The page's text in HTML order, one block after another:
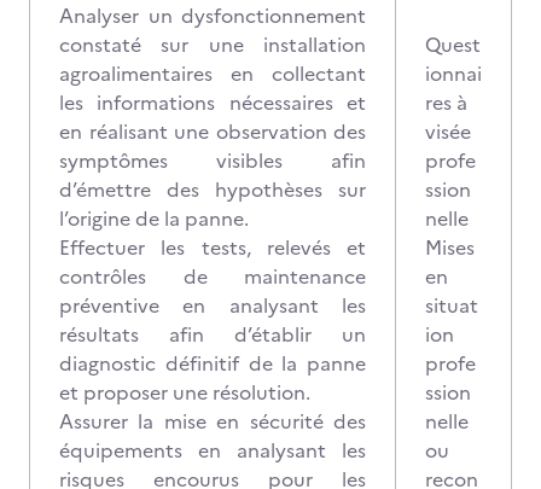
Analyser un dysfonctionnement
constaté sur une installation
agroalimentaires en collectant
les informations nécessaires et
en réalisant une observation des
symptômes visibles afin
d’émettre des hypothèses sur
l’origine de la panne.
Effectuer les tests, relevés et
contrôles de maintenance
préventive en analysant les
résultats afin d’établir un
diagnostic définitif de la panne
et proposer une résolution.
Assurer la mise en sécurité des
équipements en analysant les
risques encourus pour les
Quest
ionnai
res à
visée
profe
ssion
nelle
Mises
en
situat
ion
profe
ssion
nelle
ou
recon